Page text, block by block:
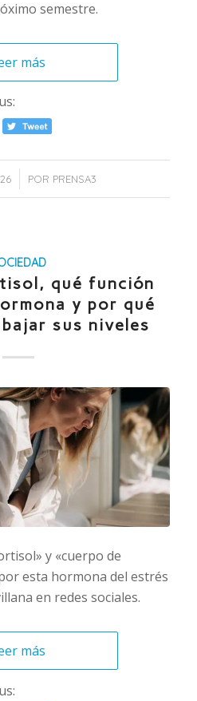
semestre.
más
POR PRENSA3
qué función
y por qué
sus niveles
y «cuerpo de
esta hormona del estrés
en redes sociales.
más